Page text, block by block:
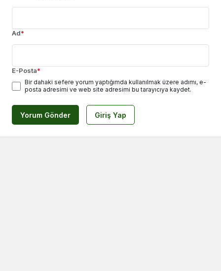
Ad*
E-Posta*
Bir dahaki sefere yorum yaptığımda kullanılmak üzere adımı, e-
posta adresimi ve web site adresimi bu tarayıcıya kaydet.
Yorum Gönder Giriş Yap